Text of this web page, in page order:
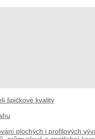
špičkové kvality
plochých i profilových